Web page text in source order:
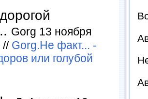
Gorg 13 ноября
// Gorg.Не факт... -
или голубой